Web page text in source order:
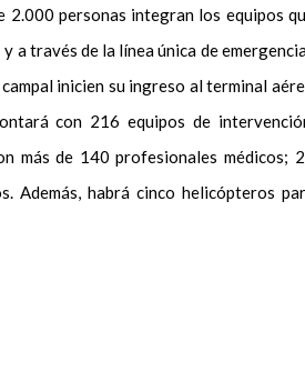
2.000 personas integran los equipos
a través de la línea única de
inicien su ingreso al terminal
con 216 equipos de
más de 140 profesionales médicos;
Además, habrá cinco helicópteros